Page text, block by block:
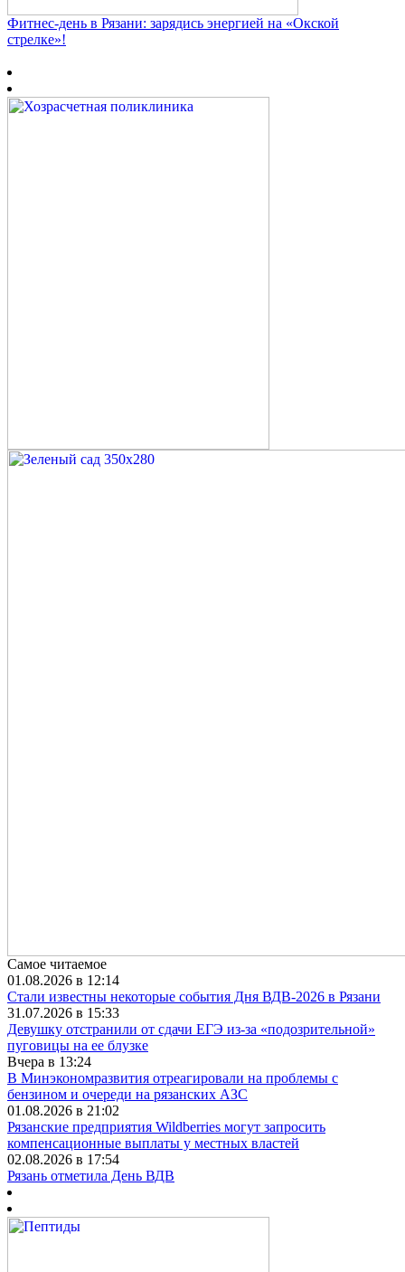
Фитнес‑день в Рязани: зарядись энергией на «Окской
стрелке»!
Самое читаемое
01.08.2026 в 12:14
Стали известны некоторые события Дня ВДВ-2026 в Рязани
31.07.2026 в 15:33
Девушку отстранили от сдачи ЕГЭ из-за «подозрительной»
пуговицы на ее блузке
Вчера в 13:24
В Минэкономразвития отреагировали на проблемы с
бензином и очереди на рязанских АЗС
01.08.2026 в 21:02
Рязанские предприятия Wildberries могут запросить
компенсационные выплаты у местных властей
02.08.2026 в 17:54
Рязань отметила День ВДВ